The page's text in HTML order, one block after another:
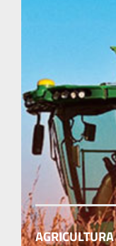
AGRICULTURA